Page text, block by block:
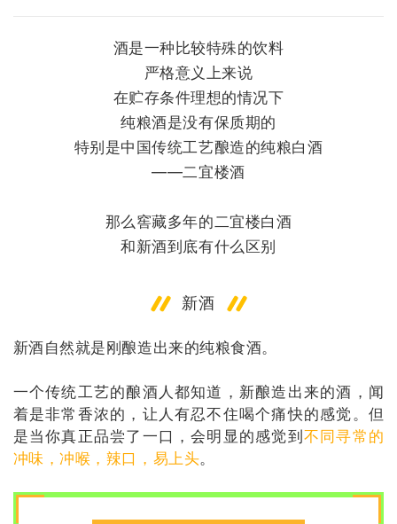
酒是一种比较特殊的饮料
严格意义上来说
在贮存条件理想的情况下
纯粮酒是没有保质期的
特别是中国传统工艺酿造的纯粮白酒
——二宜楼酒
那么窖藏多年的二宜楼白酒
和新酒到底有什么区别
新酒
新酒自然就是刚酿造出来的纯粮食酒。
一个传统工艺的酿酒人都知道，新酿造出来的酒，闻
着是非常香浓的，让人有忍不住喝个痛快的感觉。但
是当你真正品尝了一口，会明显的感觉到 不同寻常的
冲味，冲喉，辣口，易上头。